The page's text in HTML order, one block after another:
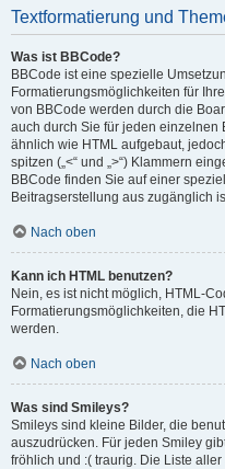
Textformatierung und
Was ist BBCode?
BBCode ist eine spezielle
Formatierungsmöglichkeiten für
von BBCode werden durch die
auch durch Sie für jeden einzelnen
ähnlich wie HTML aufgebaut,
spitzen („<“ und „>“) Klammern
BBCode finden Sie auf einer
Beitragserstellung aus zugänglich
Nach oben
Kann ich HTML benutzen?
Nein, es ist nicht möglich, HTML-
Formatierungsmöglichkeiten, die
werden.
Nach oben
Was sind Smileys?
Smileys sind kleine Bilder, die
auszudrücken. Für jeden Smiley
fröhlich und :( traurig. Die Liste